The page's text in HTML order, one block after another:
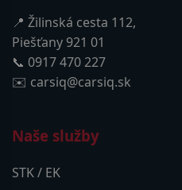
📍 Žilinská cesta 112,
Piešťany 921 01
📞 0917 470 227
✉️ carsiq@carsiq.sk
Naše služby
STK / EK